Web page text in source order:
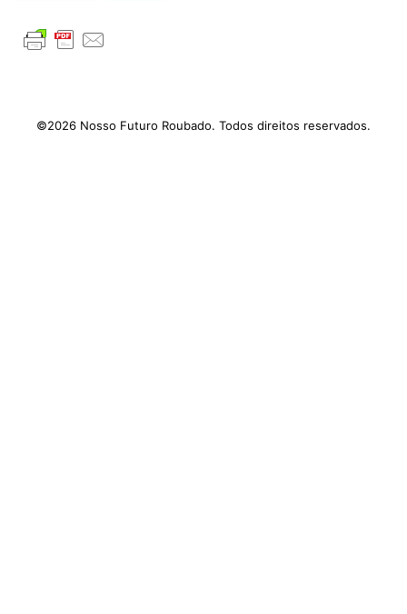
©2026 Nosso Futuro Roubado. Todos direitos reservados.